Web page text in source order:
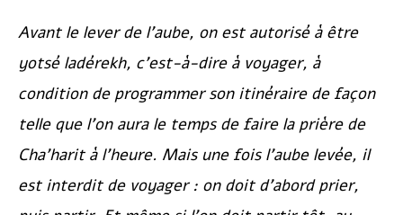
Avant le lever de l’aube, on est autorisé à être
yotsé ladérekh, c’est-à-dire à voyager, à
condition de programmer son itinéraire de façon
telle que l’on aura le temps de faire la prière de
Cha’harit à l’heure. Mais une fois l’aube levée, il
est interdit de voyager : on doit d’abord prier,